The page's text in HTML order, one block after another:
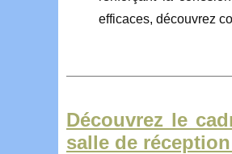
efficaces, découvrez
Découvrez le
salle de